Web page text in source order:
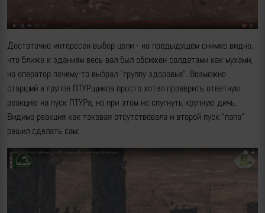
Достаточно интересен выбор цели - на предыдущем снимке видно,
что ближе к зданиям весь вал был обсижен солдатами как мухами,
но оператор почему-то выбрал "группу здоровья". Возможно
старший в группе ПТУРщиков просто хотел проверить ответную
реакцию на пуск ПТУРа, но при этом не спугнуть крупную дичь.
Видимо реакция как таковая отсутствовала и второй пуск "папа"
решил сделать сам: